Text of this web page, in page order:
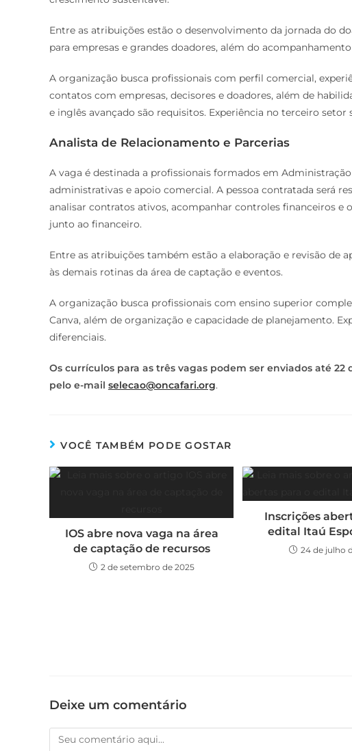
Entre as atribuições estão o desenvolvimento da jornada do
para empresas e grandes doadores, além do
A organização busca profissionais com perfil comercial,
contatos com empresas, decisores e doadores, além de
e inglês avançado são requisitos. Experiência no terceiro setor
Analista de Relacionamento e Parcerias
A vaga é destinada a profissionais formados em
administrativas e apoio comercial. A pessoa contratada será
analisar contratos ativos, acompanhar controles financeiros e
junto ao financeiro.
Entre as atribuições também estão a elaboração e revisão de
às demais rotinas da área de captação e eventos.
A organização busca profissionais com ensino superior
Canva, além de organização e capacidade de planejamento.
diferenciais.
Os currículos para as três vagas podem ser enviados até 22
pelo e-mail selecao@oncafari.org.
VOCÊ TAMBÉM PODE GOSTAR
IOS abre nova vaga na área
de captação de recursos
2 de setembro de 2025
Inscrições
edital Itaú
24 de julho
Deixe um comentário